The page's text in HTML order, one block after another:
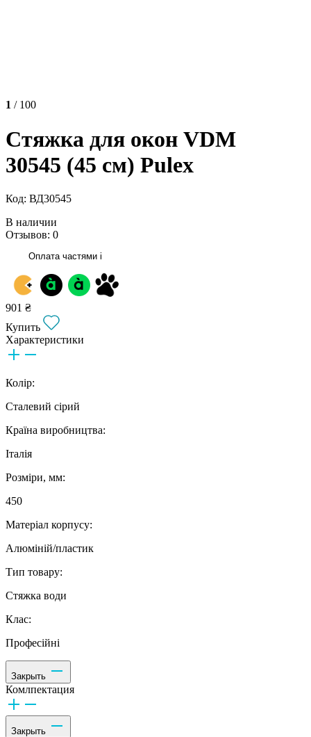
1 / 100
Стяжка для окон VDM
30545 (45 см) Pulex
Код: ВД30545
В наличии
Отзывов: 0
Оплата частями i
901 ₴
Купить
Характеристики
Колір:
Сталевий сірий
Країна виробництва:
Італія
Розміри, мм:
450
Матеріал корпусу:
Алюміній/пластик
Тип товару:
Стяжка води
Клас:
Професійні
Закрыть
Комлпектация
Закрыть